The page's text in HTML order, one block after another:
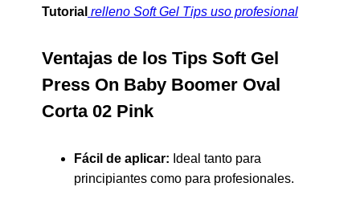
Tutorial relleno Soft Gel Tips uso profesional
Ventajas de los Tips Soft Gel
Press On Baby Boomer Oval
Corta 02 Pink
Fácil de aplicar: Ideal tanto para
principiantes como para profesionales.